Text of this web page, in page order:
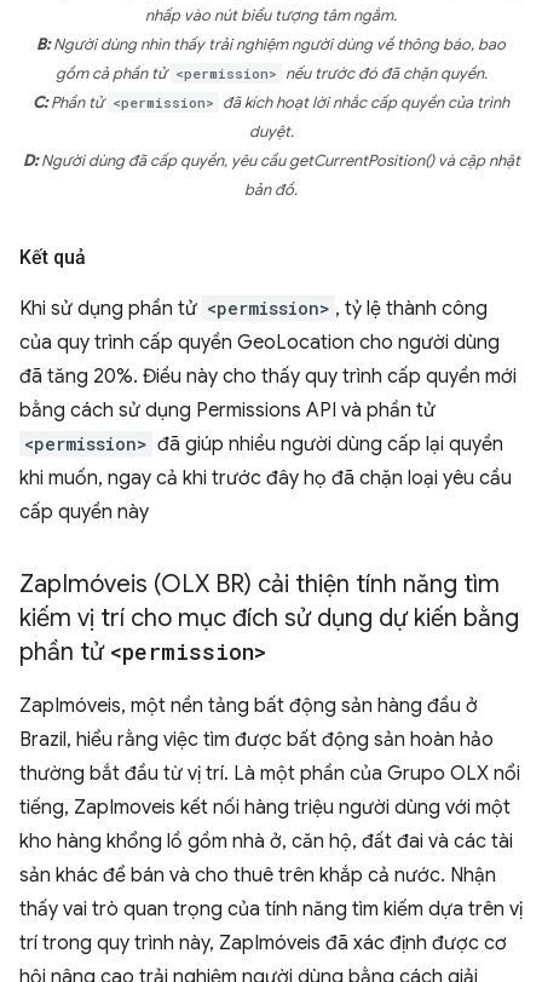
nhấp vào nút biểu tượng tâm ngắm.
B:Người dùng nhìn thấy trải nghiệm người dùng về thông báo, bao
gồm cả phần tử <permission> nếu trước đó đã chặn quyền.
C:Phần tử <permission> đã kích hoạt lời nhắc cấp quyền của trình
duyệt.
D:Người dùng đã cấp quyền, yêu cầu getCurrentPosition() và cập nhật
bản đồ.
Kết quả
Khi sử dụng phần tử <permission> , tỷ lệ thành công
của quy trình cấp quyền GeoLocation cho người dùng
đã tăng 20%. Điều này cho thấy quy trình cấp quyền mới
bằng cách sử dụng Permissions API và phần tử
<permission> đã giúp nhiều người dùng cấp lại quyền
khi muốn, ngay cả khi trước đây họ đã chặn loại yêu cầu
cấp quyền này
ZapImóveis (OLX BR) cải thiện tính năng tìm
kiếm vị trí cho mục đích sử dụng dự kiến bằng
phần tử <permission>
ZapImóveis, một nền tảng bất động sản hàng đầu ở
Brazil, hiểu rằng việc tìm được bất động sản hoàn hảo
thường bắt đầu từ vị trí. Là một phần của Grupo OLX nổi
tiếng, ZapImoveis kết nối hàng triệu người dùng với một
kho hàng khổng lồ gồm nhà ở, căn hộ, đất đai và các tài
sản khác để bán và cho thuê trên khắp cả nước. Nhận
thấy vai trò quan trọng của tính năng tìm kiếm dựa trên vị
trí trong quy trình này, ZapImóveis đã xác định được cơ
hội nâng cao trải nghiệm người dùng bằng cách giải